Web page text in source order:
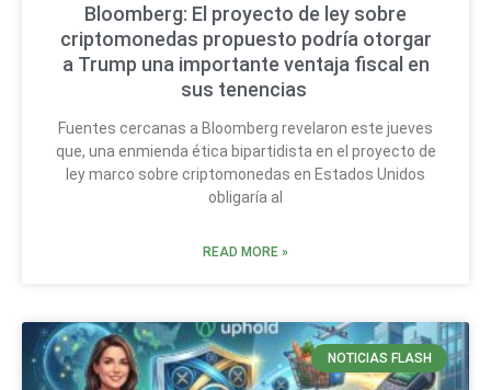
Bloomberg: El proyecto de ley sobre
criptomonedas propuesto podría otorgar
a Trump una importante ventaja fiscal en
sus tenencias
Fuentes cercanas a Bloomberg revelaron este jueves
que, una enmienda ética bipartidista en el proyecto de
ley marco sobre criptomonedas en Estados Unidos
obligaría al
READ MORE »
NOTICIAS FLASH